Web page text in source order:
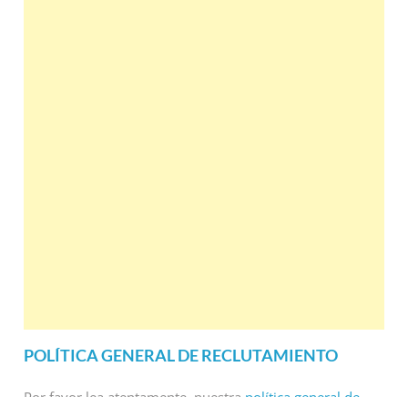
POLÍTICA GENERAL DE RECLUTAMIENTO